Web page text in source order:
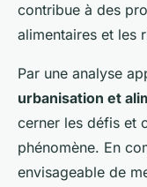
contribue à des
alimentaires et les
Par une analyse
urbanisation et
cerner les défis et
phénomène. En
envisageable de